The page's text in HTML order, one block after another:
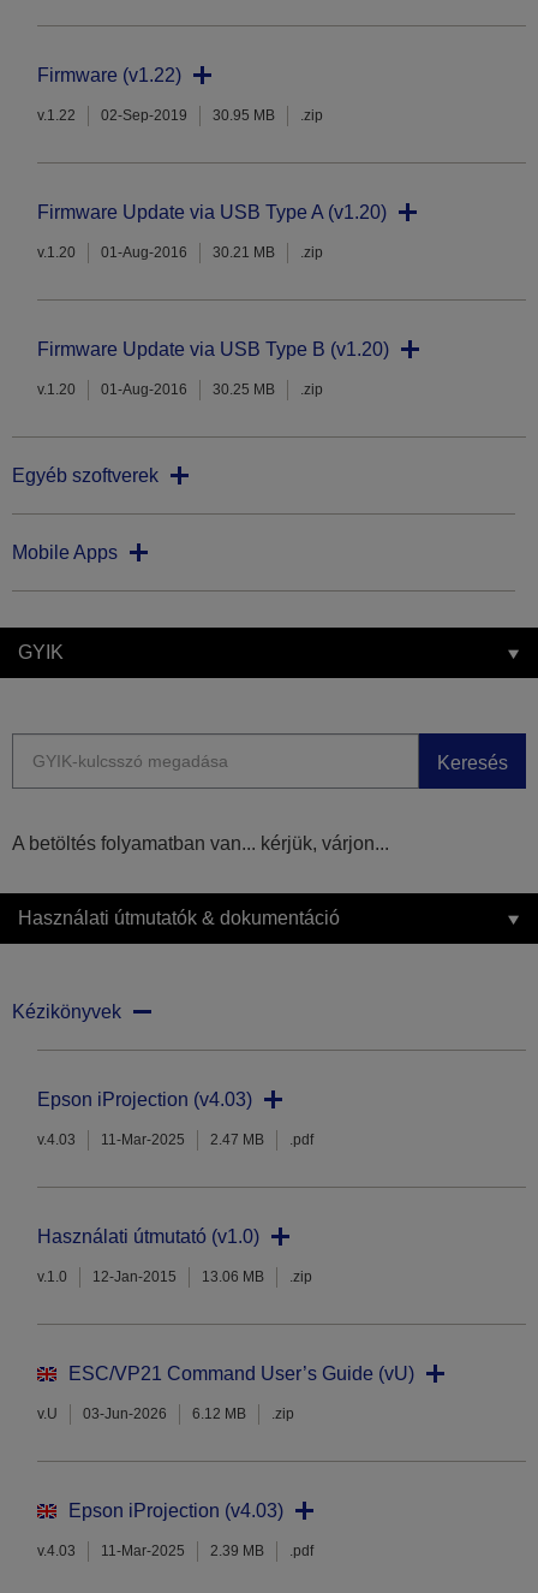
Firmware (v1.22)
v.1.22 02-Sep-2019 30.95 MB .zip
Firmware Update via USB Type A (v1.20)
v.1.20 01-Aug-2016 30.21 MB .zip
Firmware Update via USB Type B (v1.20)
v.1.20 01-Aug-2016 30.25 MB .zip
Egyéb szoftverek
Mobile Apps
GYIK
Keresés
A betöltés folyamatban van... kérjük, várjon...
Használati útmutatók & dokumentáció
Kézikönyvek
Epson iProjection (v4.03)
v.4.03 11-Mar-2025 2.47 MB .pdf
Használati útmutató (v1.0)
v.1.0 12-Jan-2015 13.06 MB .zip
ESC/VP21 Command User’s Guide (vU)
v.U 03-Jun-2026 6.12 MB .zip
Epson iProjection (v4.03)
v.4.03 11-Mar-2025 2.39 MB .pdf